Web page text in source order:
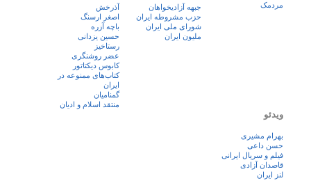
مردمک
جبهه آزادیخواهان
حزب مشروطه ایران
شورای ملی ایران
ملیون ایران
آذرخش
اصغر ارسنگ
باچه آزره
حسین یزدانی
رستاخیز
عضر روشنگری
کابوس دیکتاتور
کتاب‌های ممنوعه در
ایران
گمنامیان
منتقد اسلام و ادیان
ویدئو
بهرام مشیری
حسن داعی
فيلم و سريال ايرانی
قاصدان آزادی
لنز ایران